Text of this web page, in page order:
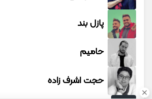
پازل بند
حامیم
حجت اشرف زاده